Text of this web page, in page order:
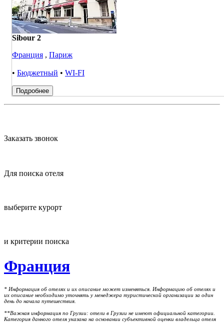
Sibour 2
Франция , Париж
• Бюджетный • WI-FI
Подробнее
Заказать звонок
Для поиска отеля
выберите курорт
и критерии поиска
Франция
* Информация об отелях и их описание может изменяться. Информацию об отелях и
их описание необходимо уточнять у менеджера туристической организации за один
день до начала путешествия.
**Важная информация по Грузии: отели в Грузии не имеют официальной категории.
Категория данного отеля указана на основании субъективной оценки владельца отеля